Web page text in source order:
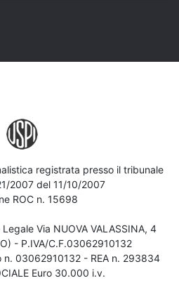
registrata presso il tribunale
2007 del 11/10/2007
ROC n. 15698
Via NUOVA VALASSINA, 4
- P.IVA/C.F.03062910132
n. 03062910132 - REA n. 293834
Euro 30.000 i.v.